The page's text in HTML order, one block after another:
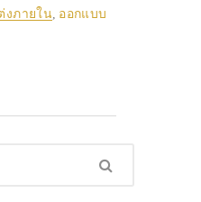
งภายใน, ออกแบบ